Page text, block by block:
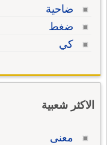
ضاحية
ضغط
كي
الاكثر شعبية
معنى